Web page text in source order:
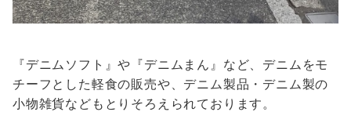
『デニムソフト』や『デニムまん』など、デニムをモ
チーフとした軽食の販売や、デニム製品・デニム製の
小物雑貨などもとりそろえられております。